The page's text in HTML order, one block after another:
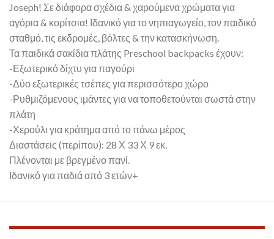
Joseph! Σε διάφορα σχέδια & χαρούμενα χρώματα για
αγόρια & κορίτσια! Ιδανικό για το νηπιαγωγείο, τον παιδικό
σταθμό, τις εκδρομές, βόλτες & την κατασκήνωση.
Τα παιδικά σακίδια πλάτης Preschool backpacks έχουν:
-Εξωτερικό δίχτυ για παγούρι
-Δύο εξωτερικές τσέπες για περισσότερο χώρο
-Ρυθμιζόμενους ιμάντες για να τοποθετούνται σωστά στην
πλάτη
-Χερούλι για κράτημα από το πάνω μέρος
Διαστάσεις (περίπου): 28 Χ 33 Χ 9 εκ.
Πλένονται με βρεγμένο πανί.
Ιδανικό για παδιά από 3 ετών+